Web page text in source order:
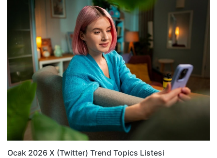
Ocak 2026 X (Twitter) Trend Topics Listesi